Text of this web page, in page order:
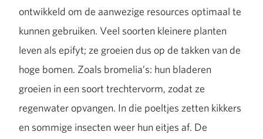
ontwikkeld om de aanwezige resources optimaal te
kunnen gebruiken. Veel soorten kleinere planten
leven als epifyt; ze groeien dus op de takken van de
hoge bomen. Zoals bromelia’s: hun bladeren
groeien in een soort trechtervorm, zodat ze
regenwater opvangen. In die poeltjes zetten kikkers
en sommige insecten weer hun eitjes af. De